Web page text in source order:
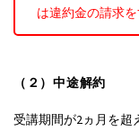
は違約金の請求
（２）中途解約
受講期間が2ヵ月を超